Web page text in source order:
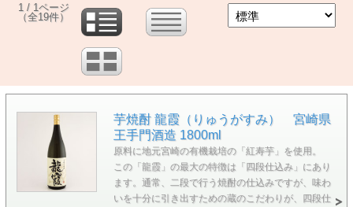
1 / 1ページ
（全19件）
芋焼酎 龍霞（りゅうがすみ） 宮崎県
王手門酒造 1800ml
原料に地元宮崎の有機栽培の「紅寿芋」を使用。
この「龍霞」の最大の特徴は「四段仕込み」にあり
ます。通常、二段で行う焼酎の仕込みですが、味わ
いを十分に引き出すための蔵のこだわりが、四段仕